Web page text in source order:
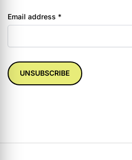
Email address *